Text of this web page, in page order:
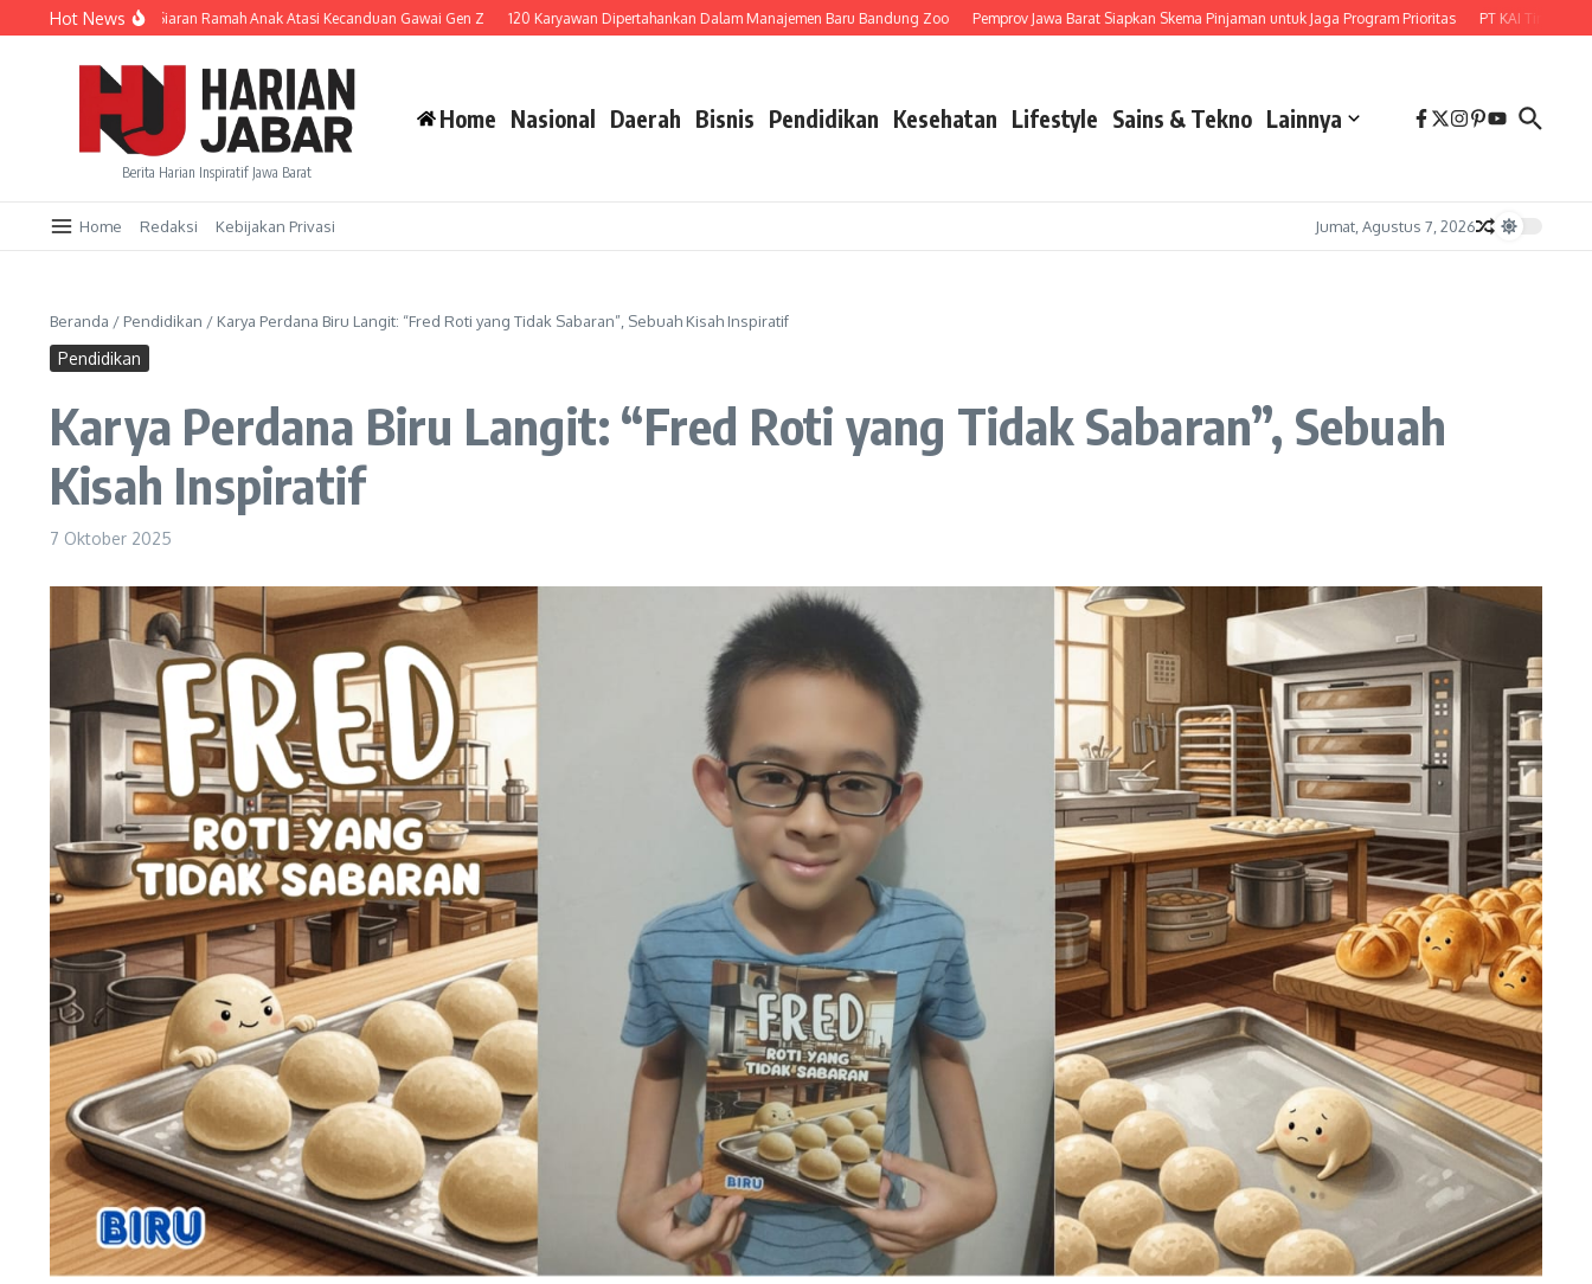
Lewati ke konten
Hot News
Jabar Galakkan Siaran Ramah Anak Atasi Kecanduan Gawai Gen Z 120 Karyawan Dipertahankan Dalam Manajemen Baru Bandung Zoo Pemprov Jawa Barat Siapkan Skema Pinjaman untuk Jaga Program Prioritas PT KAI Tingkatkan
Berita Harian Inspiratif Jawa Barat
Home Nasional Daerah Bisnis Pendidikan Kesehatan Lifestyle Sains & Tekno Lainnya
Home Redaksi Kebijakan Privasi Jumat, Agustus 7, 2026
Beranda / Pendidikan / Karya Perdana Biru Langit: “Fred Roti yang Tidak Sabaran”, Sebuah Kisah Inspiratif
Pendidikan
Karya Perdana Biru Langit: “Fred Roti yang Tidak Sabaran”, Sebuah
Kisah Inspiratif
7 Oktober 2025